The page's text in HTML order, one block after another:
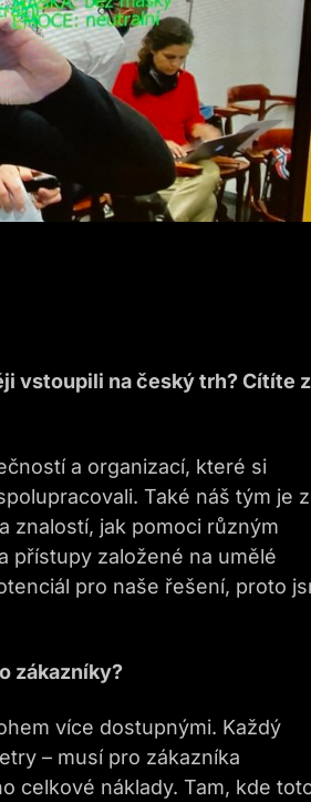
vstoupili na český trh? Cítíte
a organizací, které si
Také náš tým je
znalostí, jak pomoci různým
přístupy založené na umělé
pro naše řešení, proto
zákazníky?
více dostupnými. Každý
– musí pro zákazníka
celkové náklady. Tam, kde